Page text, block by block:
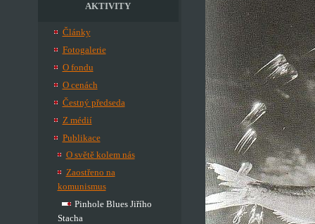
AKTIVITY
Články
Fotogalerie
O fondu
O cenách
Čestný předseda
Z médií
Publikace
O světě kolem nás
Zaostřeno na
komunismus
Pinhole Blues Jiřího
Stacha